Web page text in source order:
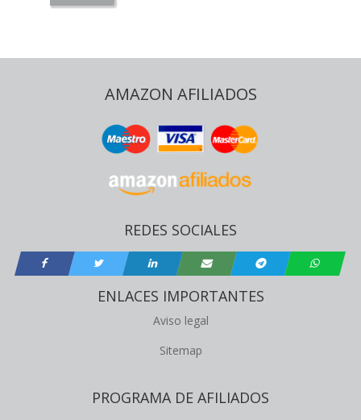
AMAZON AFILIADOS
REDES SOCIALES
ENLACES IMPORTANTES
Aviso legal
Sitemap
PROGRAMA DE AFILIADOS